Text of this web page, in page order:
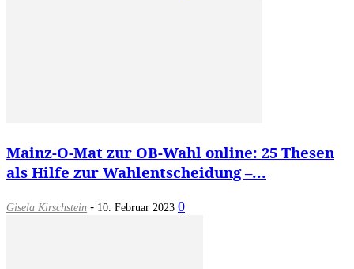
Mainz-O-Mat zur OB-Wahl online: 25 Thesen
als Hilfe zur Wahlentscheidung –...
Gisela Kirschstein - 10. Februar 2023 0